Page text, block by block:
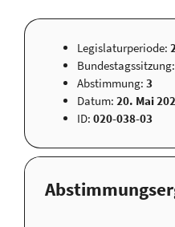
Legislaturperiode:
Bundestagssitzung:
Abstimmung: 3
Datum: 20. Mai
ID: 020-038-03